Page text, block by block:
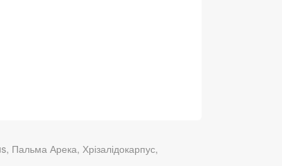
Пальма Арека, Хрізалідокарпус,